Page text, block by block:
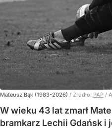
Mateusz Bąk (1983-2026) / Źródło: PAP /
W wieku 43 lat zmarł
bramkarz Lechii Gdańsk i